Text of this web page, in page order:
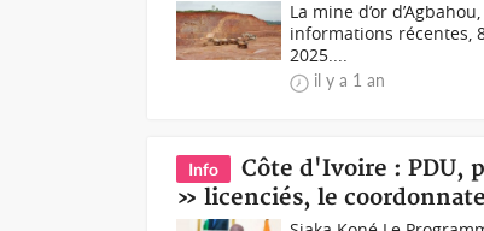
La mine d’or
informations récentes,
2025....
il y a 1 an
Info
Côte d'Ivoire : PDU,
» licenciés, le